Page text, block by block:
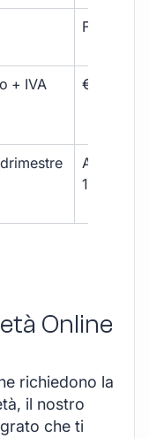
Fino a 30
+ IVA €500 –
A partire
1800 € +
Online
richiedono la
il nostro
che ti